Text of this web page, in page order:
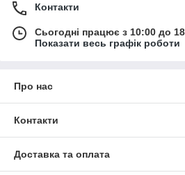
Контакти
Сьогодні працює з 10:00 до
Показати весь графік роботи
Про нас
Контакти
Доставка та оплата